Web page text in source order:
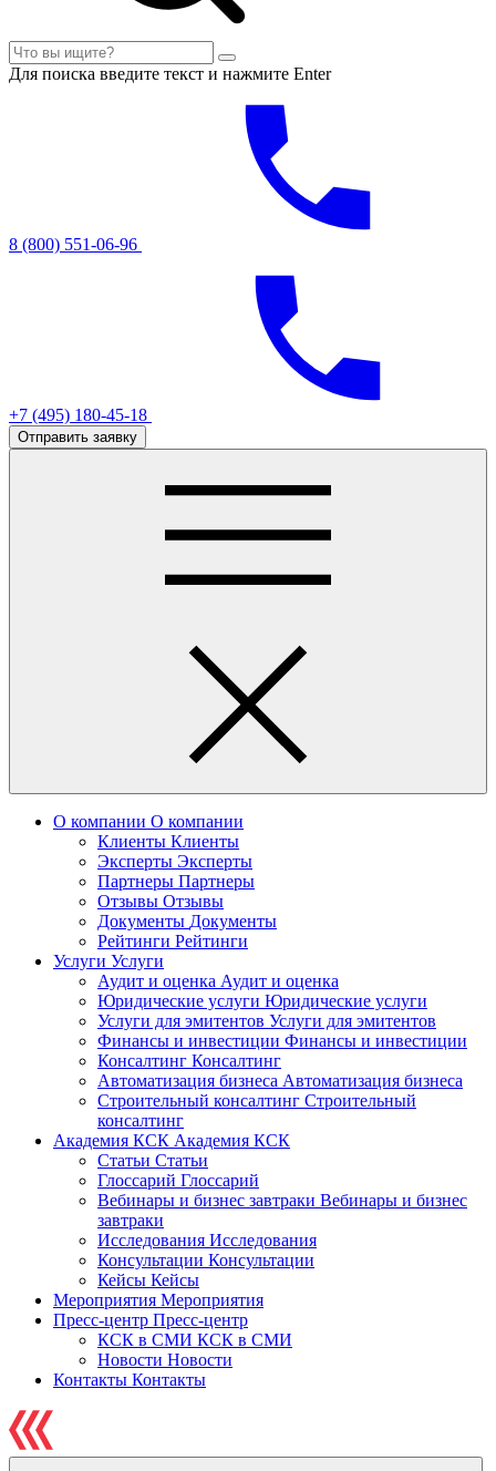
Для поиска введите текст и нажмите Enter
8 (800) 551-06-96
+7 (495) 180-45-18
Отправить заявку
О компании О компании
Клиенты Клиенты
Эксперты Эксперты
Партнеры Партнеры
Отзывы Отзывы
Документы Документы
Рейтинги Рейтинги
Услуги Услуги
Аудит и оценка Аудит и оценка
Юридические услуги Юридические услуги
Услуги для эмитентов Услуги для эмитентов
Финансы и инвестиции Финансы и инвестиции
Консалтинг Консалтинг
Автоматизация бизнеса Автоматизация бизнеса
Строительный консалтинг Строительный
консалтинг
Академия КСК Академия КСК
Статьи Статьи
Глоссарий Глоссарий
Вебинары и бизнес завтраки Вебинары и бизнес
завтраки
Исследования Исследования
Консультации Консультации
Кейсы Кейсы
Мероприятия Мероприятия
Пресс-центр Пресс-центр
КСК в СМИ КСК в СМИ
Новости Новости
Контакты Контакты